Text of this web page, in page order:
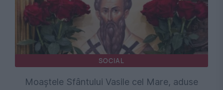
SOCIAL
Moaștele Sfântului Vasile cel Mare, aduse